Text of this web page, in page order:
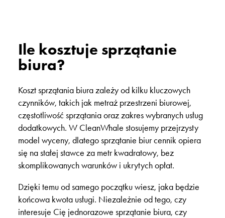
Ile kosztuje sprzątanie
biura?
Koszt sprzątania biura zależy od kilku kluczowych
czynników, takich jak metraż przestrzeni biurowej,
częstotliwość sprzątania oraz zakres wybranych usług
dodatkowych. W CleanWhale stosujemy przejrzysty
model wyceny, dlategosprzątanie biur cennikopiera
się na stałej stawce za metr kwadratowy, bez
skomplikowanych warunków i ukrytych opłat.
Dzięki temu od samego początku wiesz, jaka będzie
końcowa kwota usługi. Niezależnie od tego, czy
interesuje Cię jednorazowe sprzątanie biura, czy